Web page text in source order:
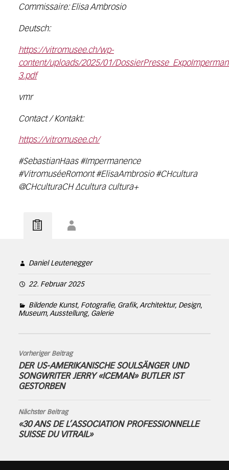
Commissaire: Elisa Ambrosio
Deutsch:
https://vitromusee.ch/wp-
content/uploads/2025/01/
3.pdf
vmr
Contact / Kontakt:
https://vitromusee.ch/
#SebastianHaas #Impermanence
#VitromuséeRomont #ElisaAmbrosio #CHcultura
@CHculturaCH ∆cultura cultura+
Daniel Leutenegger
22. Februar 2025
Bildende Kunst, Fotografie, Grafik, Architektur, Design,
Museum, Ausstellung, Galerie
Vorheriger Beitrag
DER US-AMERIKANISCHE SOULSÄNGER UND
SONGWRITER JERRY «ICEMAN» BUTLER IST
GESTORBEN
Nächster Beitrag
«30 ANS DE L’ASSOCIATION PROFESSIONNELLE
SUISSE DU VITRAIL»